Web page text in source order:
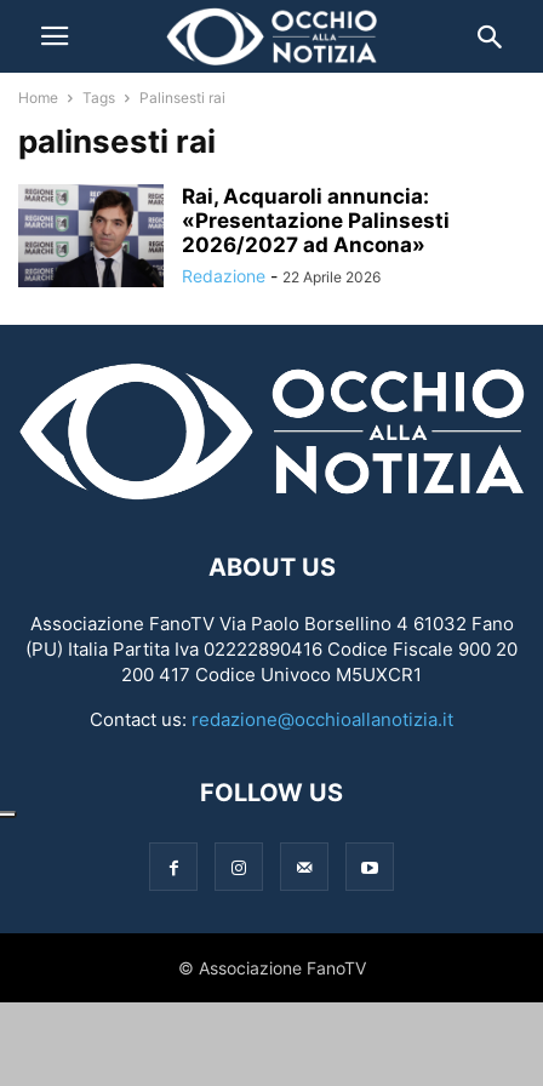
Home Tags Palinsesti rai
palinsesti rai
Rai, Acquaroli annuncia:
«Presentazione Palinsesti
2026/2027 ad Ancona»
Redazione - 22 Aprile 2026
ABOUT US
Associazione FanoTV Via Paolo Borsellino 4 61032 Fano
(PU) Italia Partita Iva 02222890416 Codice Fiscale 900 20
200 417 Codice Univoco M5UXCR1
Contact us: redazione@occhioallanotizia.it
FOLLOW US
© Associazione FanoTV